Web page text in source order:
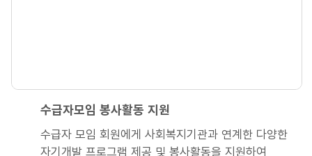
수급자모임 봉사활동 지원
수급자 모임 회원에게 사회복지기관과 연계한 다양한
자기개발 프로그램 제공 및 봉사활동을 지원하여